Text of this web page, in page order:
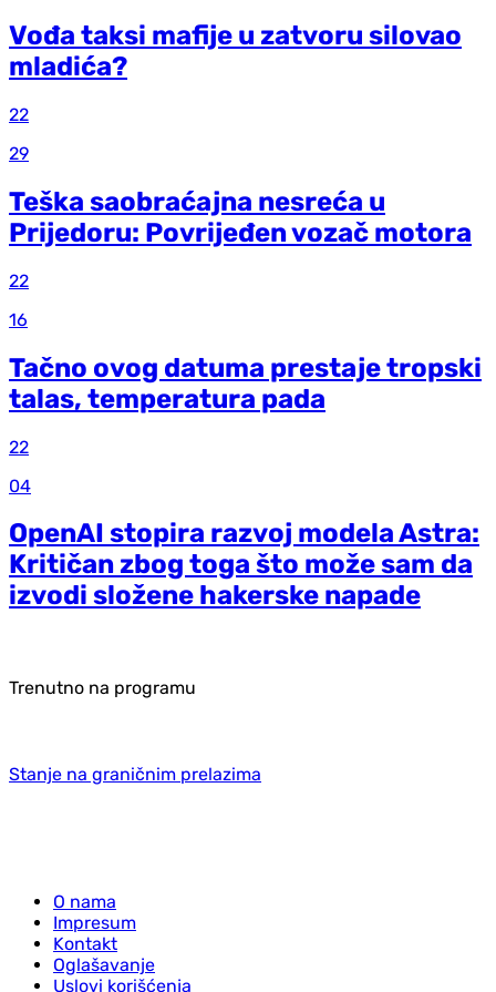
Vođa taksi mafije u zatvoru silovao
mladića?
22
29
Teška saobraćajna nesreća u
Prijedoru: Povrijeđen vozač motora
22
16
Tačno ovog datuma prestaje tropski
talas, temperatura pada
22
04
OpenAI stopira razvoj modela Astra:
Kritičan zbog toga što može sam da
izvodi složene hakerske napade
Trenutno na programu
Stanje na graničnim prelazima
O nama
Impresum
Kontakt
Oglašavanje
Uslovi korišćenja